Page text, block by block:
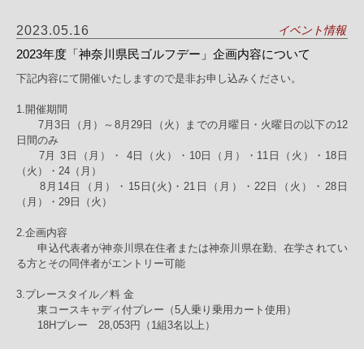
2023.05.16 イベント情報
2023年度「神奈川県民ゴルフデー」企画内容について
下記内容にて開催いたしますので是非お申し込みください。
1.開催期間
7月3日（月）～8月29日（火）までの月曜日・火曜日の以下の12
日間のみ
7月 3日（月）・ 4日（火）・10日（月）・11日（火）・18日
（火）・24（月）
8月14日（月）・15日(火)・21日（月）・22日（火）・28日
（月）・29日（火）
2.企画内容
申込代表者が神奈川県在住者または神奈川県在勤、在学されてい
る方とその同伴者がエントリー可能
3.プレースタイル／料 金
東コースキャディ付プレー（5人乗り乗用カート使用）
18Hプレー 28,053円（1組3名以上）